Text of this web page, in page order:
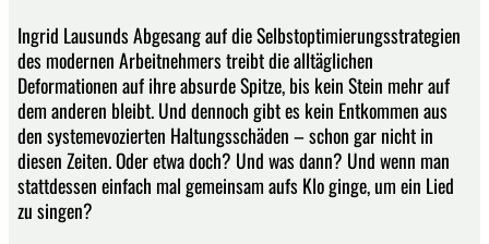
Ingrid Lausunds Abgesang auf die Selbstoptimierungsstrategien
des modernen Arbeitnehmers treibt die alltäglichen
Deformationen auf ihre absurde Spitze, bis kein Stein mehr auf
dem anderen bleibt. Und dennoch gibt es kein Entkommen aus
den systemevozierten Haltungsschäden – schon gar nicht in
diesen Zeiten. Oder etwa doch? Und was dann? Und wenn man
stattdessen einfach mal gemeinsam aufs Klo ginge, um ein Lied
zu singen?